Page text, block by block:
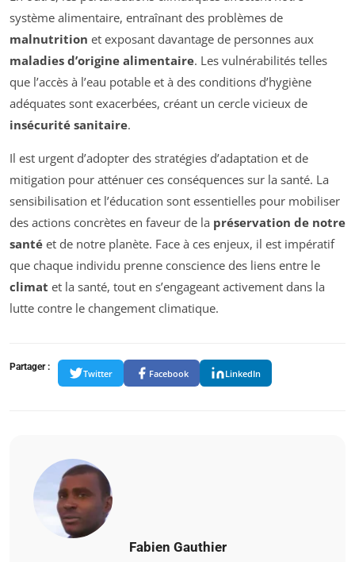
système alimentaire, entraînant des problèmes de
malnutrition et exposant davantage de personnes aux
maladies d’origine alimentaire. Les vulnérabilités telles
que l’accès à l’eau potable et à des conditions d’hygiène
adéquates sont exacerbées, créant un cercle vicieux de
insécurité sanitaire.
Il est urgent d’adopter des stratégies d’adaptation et de
mitigation pour atténuer ces conséquences sur la santé. La
sensibilisation et l’éducation sont essentielles pour mobiliser
des actions concrètes en faveur de la préservation de notre
santé et de notre planète. Face à ces enjeux, il est impératif
que chaque individu prenne conscience des liens entre le
climat et la santé, tout en s’engageant activement dans la
lutte contre le changement climatique.
Partager :
Twitter Facebook LinkedIn
Fabien Gauthier